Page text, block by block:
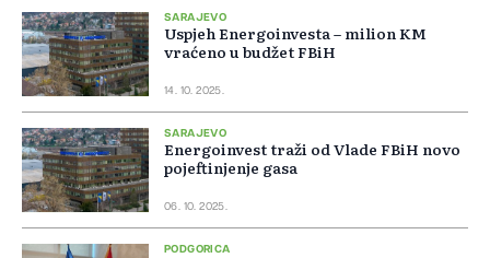
SARAJEVO
Uspjeh Energoinvesta – milion KM
vraćeno u budžet FBiH
14. 10. 2025.
SARAJEVO
Energoinvest traži od Vlade FBiH novo
pojeftinjenje gasa
06. 10. 2025.
PODGORICA